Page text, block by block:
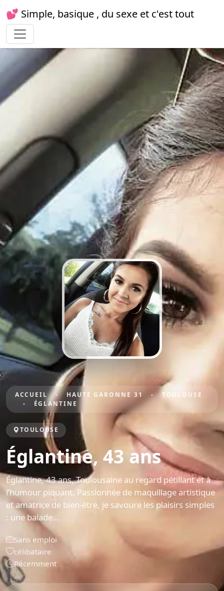
💕 Simple, basique , du sexe et c'est tout
ACCUEIL HAUTE GARONNE 31
TOULOUSE
ÉGLANTINE
TOULOUSE
Églantine, 43 ans
Églantine, 43 ans, Toulousaine au regard pétillant et à
l’humour piquant. Passionnée de maquillage artistique
et amatrice de bien-être, je savoure les plaisirs simples
: une balade…
Sans emploi
célibataire
Récemment